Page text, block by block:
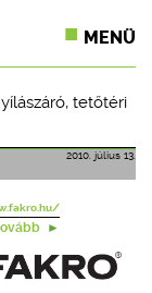
MENÜ
, tetőtéri
2010. július 13.